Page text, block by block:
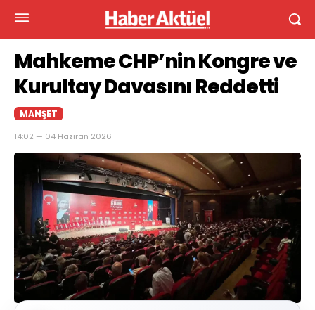
Mahkeme CHP’nin Kongre ve
Kurultay Davasını Reddetti
MANŞET
14:02 — 04 Haziran 2026